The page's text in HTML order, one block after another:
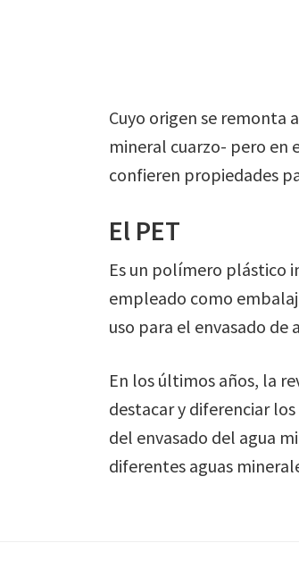
Cuyo origen se remonta
mineral cuarzo- pero en
confieren propiedades
El PET
Es un polímero plástico
empleado como
uso para el envasado
En los últimos años, la
destacar y diferenciar
del envasado del agua
diferentes aguas